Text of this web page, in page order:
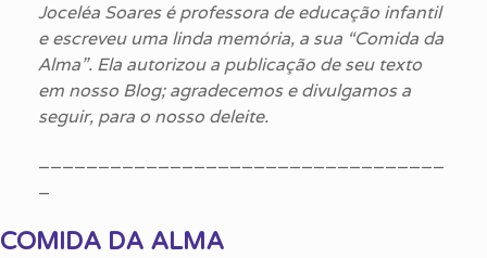
Joceléa Soares é professora de educação infantil
e escreveu uma linda memória, a sua “Comida da
Alma”. Ela autorizou a publicação de seu texto
em nosso Blog; agradecemos e divulgamos a
seguir, para o nosso deleite.
COMIDA DA ALMA